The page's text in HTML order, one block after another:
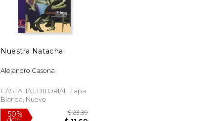
$ 13.07 dcto.
Nuestra Natacha
Alejandro Casona
CASTALIA EDITORIAL, Tapa
Blanda, Nuevo